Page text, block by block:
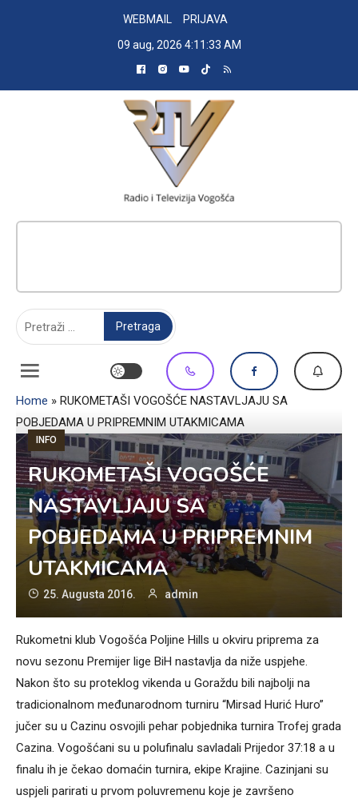
WEBMAIL
PRIJAVA
09 aug, 2026 4:11:34 AM
Home » RUKOMETAŠI VOGOŠĆE NASTAVLJAJU SA
POBJEDAMA U PRIPREMNIM UTAKMICAMA
INFO
RUKOMETAŠI VOGOŠĆE
NASTAVLJAJU SA
POBJEDAMA U PRIPREMNIM
UTAKMICAMA
25. Augusta 2016. admin
Rukometni klub Vogošća Poljine Hills u okviru priprema za
novu sezonu Premijer lige BiH nastavlja da niže uspjehe.
Nakon što su proteklog vikenda u Goraždu bili najbolji na
tradicionalnom međunarodnom turniru “Mirsad Hurić Huro”
jučer su u Cazinu osvojili pehar pobjednika turnira Trofej grada
Cazina. Vogošćani su u polufinalu savladali Prijedor 37:18 a u
finalu ih je čekao domaćin turnira, ekipe Krajine. Cazinjani su
uspjeli parirati u prvom poluvremenu koje je završeno